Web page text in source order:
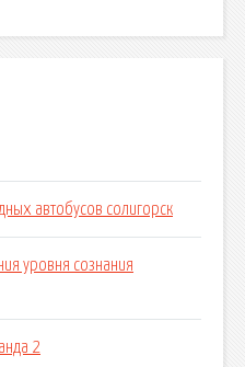
автобусов солигорск
уровня сознания
2